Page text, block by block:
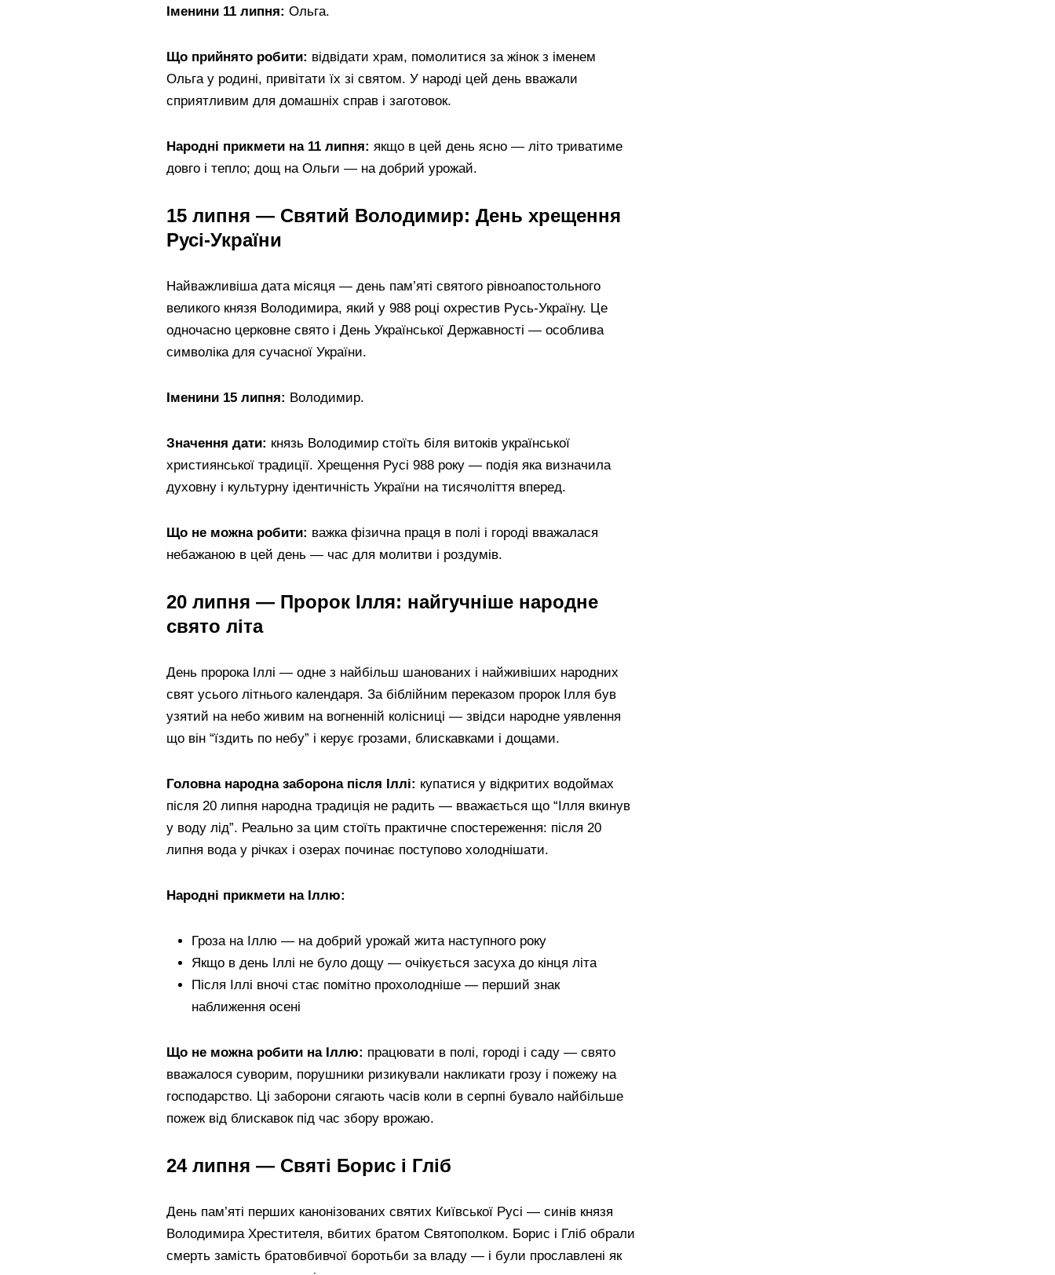
Іменини 11 липня: Ольга.
Що прийнято робити: відвідати храм, помолитися за жінок з іменем
Ольга у родині, привітати їх зі святом. У народі цей день вважали
сприятливим для домашніх справ і заготовок.
Народні прикмети на 11 липня: якщо в цей день ясно — літо триватиме
довго і тепло; дощ на Ольги — на добрий урожай.
15 липня — Святий Володимир: День хрещення
Русі-України
Найважливіша дата місяця — день пам’яті святого рівноапостольного
великого князя Володимира, який у 988 році охрестив Русь-Україну. Це
одночасно церковне свято і День Української Державності — особлива
символіка для сучасної України.
Іменини 15 липня: Володимир.
Значення дати: князь Володимир стоїть біля витоків української
християнської традиції. Хрещення Русі 988 року — подія яка визначила
духовну і культурну ідентичність України на тисячоліття вперед.
Що не можна робити: важка фізична праця в полі і городі вважалася
небажаною в цей день — час для молитви і роздумів.
20 липня — Пророк Ілля: найгучніше народне
свято літа
День пророка Іллі — одне з найбільш шанованих і найживіших народних
свят усього літнього календаря. За біблійним переказом пророк Ілля був
узятий на небо живим на вогненній колісниці — звідси народне уявлення
що він “їздить по небу” і керує грозами, блискавками і дощами.
Головна народна заборона після Іллі: купатися у відкритих водоймах
після 20 липня народна традиція не радить — вважається що “Ілля вкинув
у воду лід”. Реально за цим стоїть практичне спостереження: після 20
липня вода у річках і озерах починає поступово холоднішати.
Народні прикмети на Іллю:
Гроза на Іллю — на добрий урожай жита наступного року
Якщо в день Іллі не було дощу — очікується засуха до кінця літа
Після Іллі вночі стає помітно прохолодніше — перший знак
наближення осені
Що не можна робити на Іллю: працювати в полі, городі і саду — свято
вважалося суворим, порушники ризикували накликати грозу і пожежу на
господарство. Ці заборони сягають часів коли в серпні бувало найбільше
пожеж від блискавок під час збору врожаю.
24 липня — Святі Борис і Гліб
День пам’яті перших канонізованих святих Київської Русі — синів князя
Володимира Хрестителя, вбитих братом Святополком. Борис і Гліб обрали
смерть замість братовбивчої боротьби за владу — і були прославлені як